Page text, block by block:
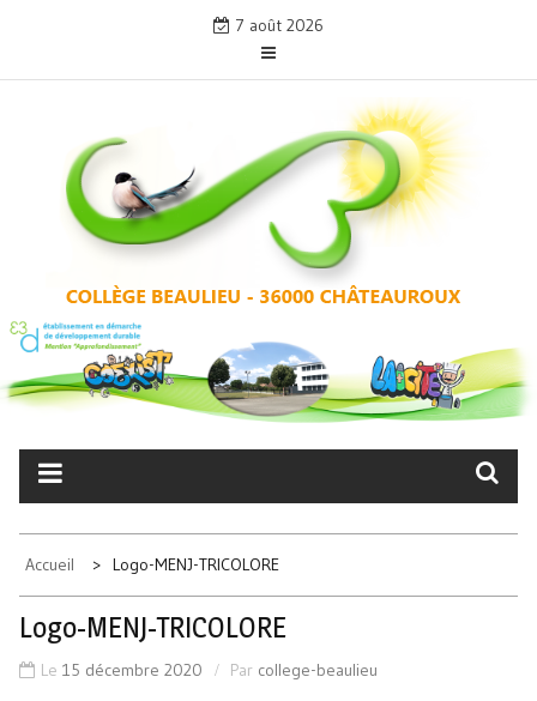
content
7 août 2026
COLLÈGE BEAULIEU –
CHÂTEAUROUX
Accueil Logo-MENJ-TRICOLORE
Logo-MENJ-TRICOLORE
Le 15 décembre 2020 Par college-beaulieu